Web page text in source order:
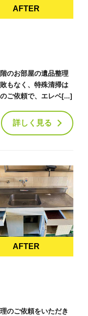
AFTER
のお部屋の遺品整理
もなく、特殊清掃は
ご依頼で、エレベ[...]
詳しく見る
AFTER
のご依頼をいただき